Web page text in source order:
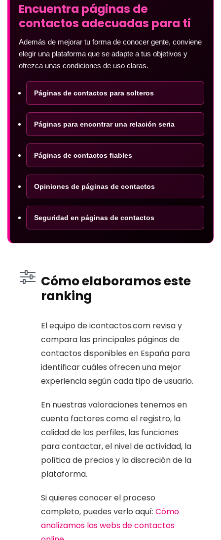
Encuentra páginas de
contactos adecuadas para ti
Además de mejorar tu forma de conocer gente, conviene
elegir una plataforma que se adapte a tus objetivos y
ofrezca unas condiciones de uso claras.
Páginas de contactos para solteros
Páginas para encontrar una relación seria
Páginas de contactos fiables
Opiniones de páginas de contactos
Seguridad en páginas de contactos
Cómo elaboramos este
ranking
El equipo de icontactos.com revisa y
compara las principales páginas de
contactos disponibles en España para
identificar cuáles ofrecen una mejor
experiencia según cada tipo de usuario.
En nuestras valoraciones tenemos en
cuenta factores como el registro, la
calidad de los perfiles, las funciones
para contactar, el nivel de actividad, la
política de precios y la discreción de la
plataforma.
Si quieres conocer el proceso
completo, puedes verlo aquí: Cómo
analizamos las webs de contactos